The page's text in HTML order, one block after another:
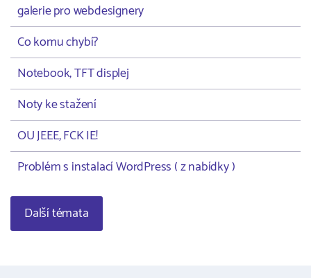
galerie pro webdesignery
Co komu chybí?
Notebook, TFT displej
Noty ke stažení
OU JEEE, FCK IE!
Problém s instalací WordPress ( z nabídky )
Další témata